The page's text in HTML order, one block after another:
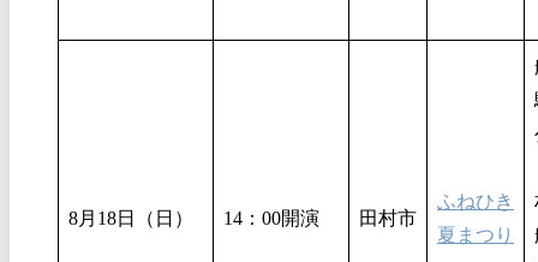
8月18日（日） 14：00開演 田村市
ふねひき
夏まつり